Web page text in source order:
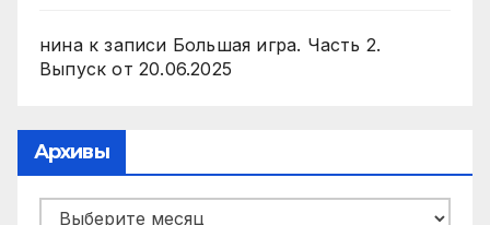
нинак записи Большая игра. Часть 2.
Выпуск от 20.06.2025
Архивы
Архивы